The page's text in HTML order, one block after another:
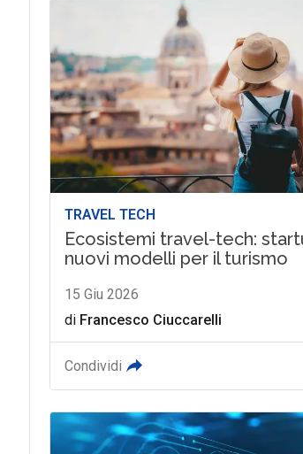
TRAVEL TECH
Ecosistemi travel-tech:
nuovi modelli per il turismo
15 Giu 2026
di Francesco Ciuccarelli
Condividi